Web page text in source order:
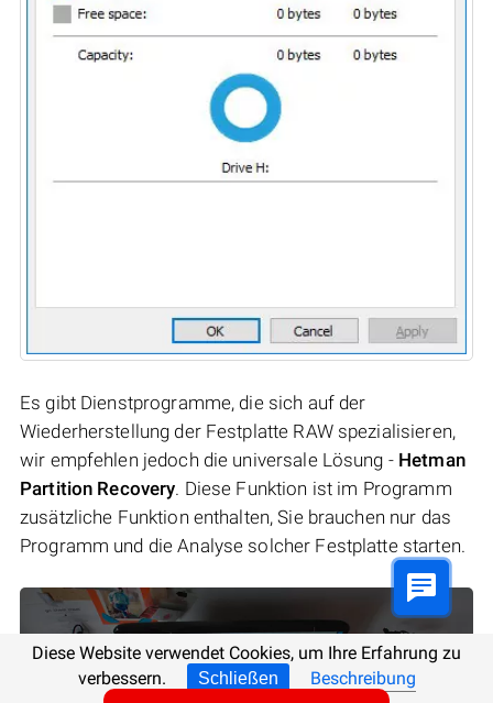
Es gibt Dienstprogramme, die sich auf der
Wiederherstellung der Festplatte RAW spezialisieren,
wir empfehlen jedoch die universale Lösung - Hetman
Partition Recovery. Diese Funktion ist im Programm
zusätzliche Funktion enthalten, Sie brauchen nur das
Programm und die Analyse solcher Festplatte starten.
Diese Website verwendet Cookies, um Ihre Erfahrung zu
verbessern.
Schließen Beschreibung